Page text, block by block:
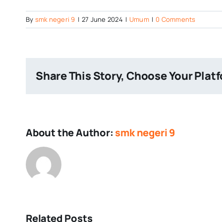
By smk negeri 9 | 27 June 2024 | Umum | 0 Comments
Share This Story, Choose Your
About the Author: smk negeri 9
Related Posts